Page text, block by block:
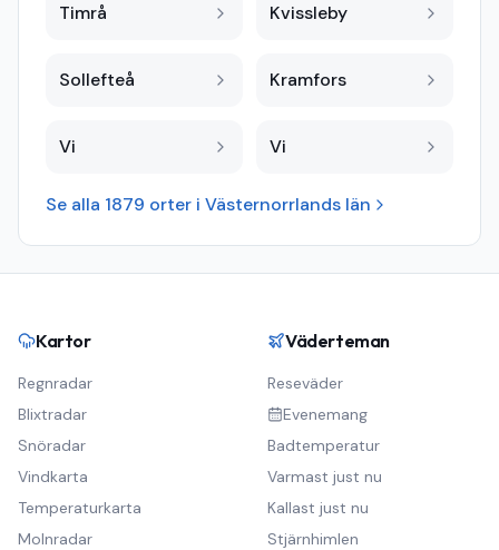
Timrå Kvissleby
Sollefteå Kramfors
Vi Vi
Se alla 1879 orter i Västernorrlands län
Kartor
Regnradar
Blixtradar
Snöradar
Vindkarta
Temperaturkarta
Molnradar
Väderteman
Reseväder
Evenemang
Badtemperatur
Varmast just nu
Kallast just nu
Stjärnhimlen